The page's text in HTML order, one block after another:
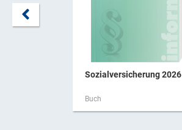
Sozialversicherung 2026
Buch